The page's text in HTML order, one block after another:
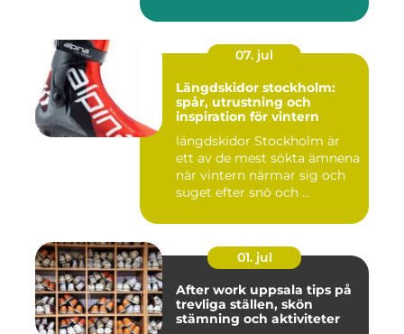
07. jul
Längdskidor stockholm:
spår, utrustning och
inspiration för vintern
längdskidor Stockholm är
ett av de mest sökta ämnena
när vintern närmar sig och
suget efter snö och ...
01. jul
After work uppsala tips på
trevliga ställen, skön
stämning och aktiviteter